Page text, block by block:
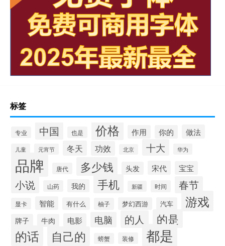
标签
专业 中国 也是 价格 作用 你的 做法
儿童 元宵节 冬天 功效 北京 十大 华为
品牌 唐代 多少钱 头发 宋代 宝宝
小说 山药 我的 手机 新疆 时间 春节
显卡 智能 有什么 柚子 梦幻西游 汽车 游戏
牌子 牛肉 电影 电脑 的人 的是
的话 自己的 螃蟹 装修 都是